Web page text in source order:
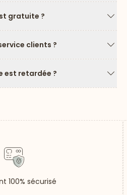
gratuite ?
clients ?
est retardée ?
100% sécurisé